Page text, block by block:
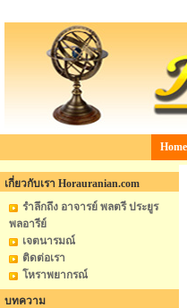
Home
เกี่ยวกับเรา Horauranian.com
รำลึกถึง อาจารย์ พลตรี ประยูร
พลอารีย์
เจตนารมณ์
ติดต่อเรา
โหราพยากรณ์
บทความ